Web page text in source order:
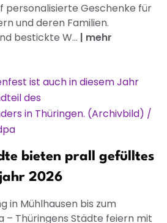
personalisierte Geschenke für
und deren Familien.
bestickte W... | mehr
bieten prall gefülltes
2026
in Mühlhausen bis zum
– Thüringens Städte feiern mit